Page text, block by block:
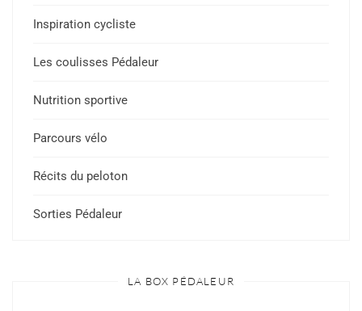
Inspiration cycliste
Les coulisses Pédaleur
Nutrition sportive
Parcours vélo
Récits du peloton
Sorties Pédaleur
LA BOX PÉDALEUR